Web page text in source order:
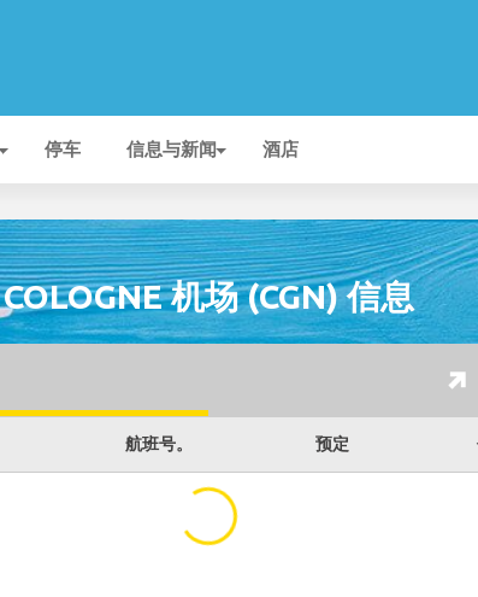
停车 信息与新闻 酒店
COLOGNE 机场 (CGN) 信息
航班号。 预定
...